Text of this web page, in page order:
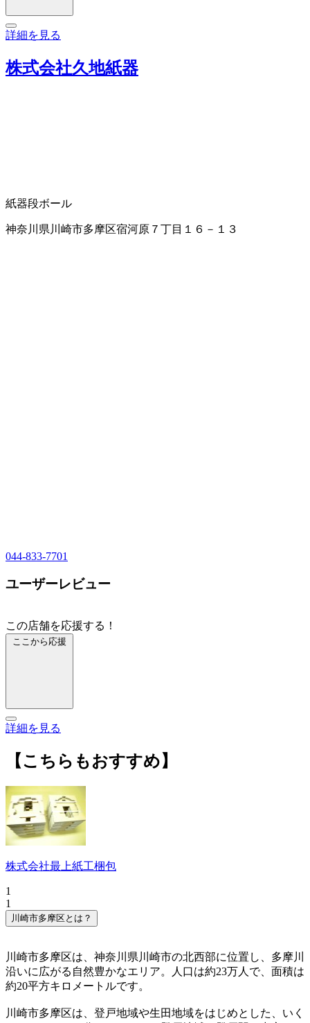
詳細を見る
株式会社久地紙器
紙器段ボール
神奈川県川崎市多摩区宿河原７丁目１６－１３
044-833-7701
ユーザーレビュー
この店舗を応援する！
ここから応援
詳細を見る
【こちらもおすすめ】
株式会社最上紙工梱包
1
1
川崎市多摩区とは？
川崎市多摩区は、神奈川県川崎市の北西部に位置し、多摩川
沿いに広がる自然豊かなエリア。人口は約23万人で、面積は
約20平方キロメートルです。
川崎市多摩区は、登戸地域や生田地域をはじめとした、いく